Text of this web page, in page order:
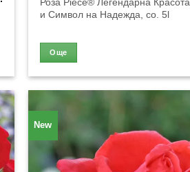
и Символ на Надежда, co. 5l
Още
New